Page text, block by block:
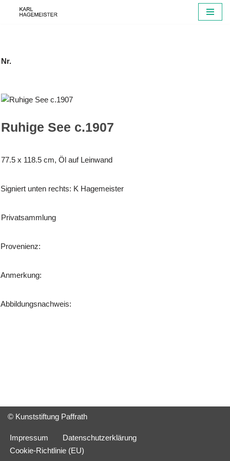
Nr.
Ruhige See c.1907
77.5 x 118.5 cm, Öl auf Leinwand
Signiert unten rechts: K Hagemeister
Privatsammlung
Provenienz:
Anmerkung:
Abbildungsnachweis:
© Kunststiftung Paffrath
Impressum
Datenschutzerklärung
Cookie-Richtlinie (EU)